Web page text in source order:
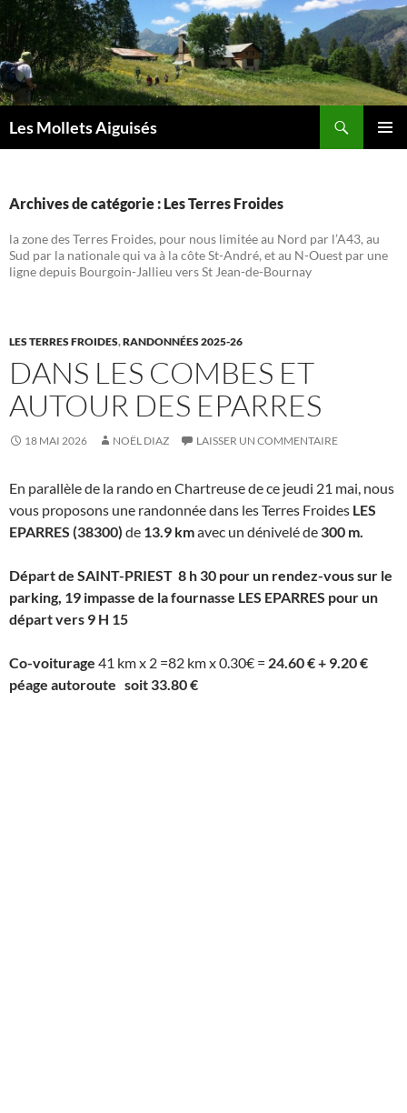
Aller
au
contenu
Les Mollets Aiguisés
Archives de catégorie : Les Terres Froides
la zone des Terres Froides, pour nous limitée au Nord par l’A43, au
Sud par la nationale qui va à la côte St-André, et au N-Ouest par une
ligne depuis Bourgoin-Jallieu vers St Jean-de-Bournay
LES TERRES FROIDES,RANDONNÉES 2025-26
DANS LES COMBES ET
AUTOUR DES EPARRES
18 MAI 2026 NOËL DIAZ LAISSER UN COMMENTAIRE
En parallèle de la rando en Chartreuse de ce jeudi 21 mai, nous
vous proposons une randonnée dans les Terres Froides LES
EPARRES (38300) de 13.9 kmavec un dénivelé de 300 m.
Départ de SAINT-PRIEST 8 h 30 pour un rendez-vous sur le
parking, 19 impasse de la fournasse LES EPARRES pour un
départ vers 9 H 15
Co-voiturage 41 km x 2 =82 km x 0.30€ = 24.60 € + 9.20 €
péage autoroute soit 33.80 €